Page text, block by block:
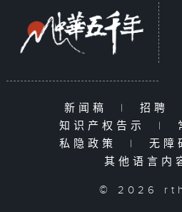
新闻稿 | 招聘
知识产权告示
|
私隐政策
| 无障
其他语言内
© 2026